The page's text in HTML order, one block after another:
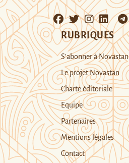
RUBRIQUES
S’abonner à Novastan
Le projet Novastan
Charte éditoriale
Equipe
Partenaires
Mentions légales
Contact